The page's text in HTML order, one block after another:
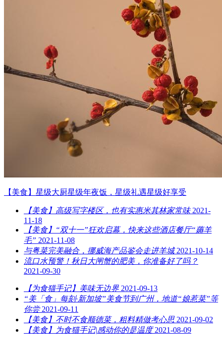
【美食】星级大厨星级年夜饭，星级礼遇星级好享受
【美食】高级写字楼区，也有实惠米其林家常味 2021-
11-18
【美食】“双十一”狂欢启幕，快来这些酒店餐厅“薅羊
毛” 2021-11-08
与粤菜完美融合，挪威海产品鉴会走进羊城 2021-10-14
流口水预警！秋日大闸蟹的肥美，你准备好了吗？
2021-09-30
【为食猫手记】美味无边界 2021-09-13
“美「食」每刻·新加坡”美食节到广州，地道“娘惹菜”等
你尝 2021-09-11
【美食】不时不食顺德菜，粗料精做考心思 2021-09-02
【美食】为食猫手记|感动你的是温度 2021-08-09